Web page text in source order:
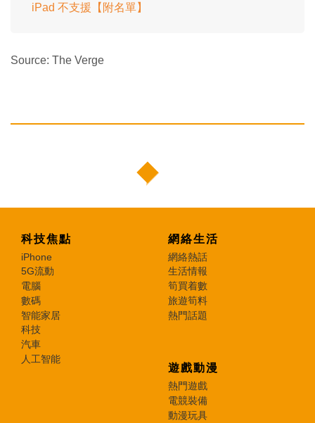
iPad 不支援【附名單】
Source: The Verge
科技焦點
iPhone
5G流動
電腦
數碼
智能家居
科技
汽車
人工智能
網絡生活
網絡熱話
生活情報
筍買着數
旅遊筍料
熱門話題
遊戲動漫
熱門遊戲
電競裝備
動漫玩具